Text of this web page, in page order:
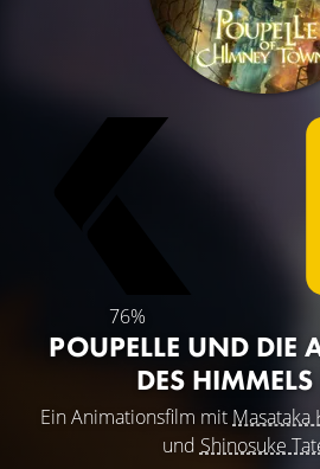
76%
POUPELLE UND DIE
DES HIMMELS
Ein Animationsfilm mit Masataka
und Shinosuke